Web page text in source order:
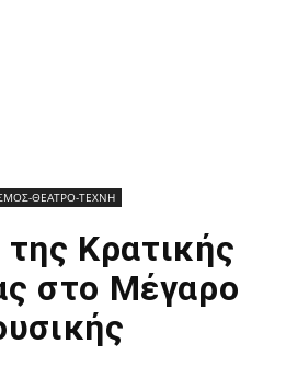
ΘΕΑΤΡΟ-ΤΕΧΝΗ
της Κρατικής
στο Μέγαρο